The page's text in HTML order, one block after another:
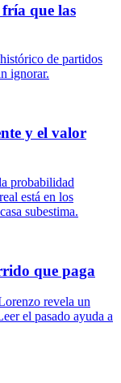
que las
de partidos
ignorar.
y el valor
probabilidad
está en los
subestima.
que paga
revela un
el pasado ayuda a